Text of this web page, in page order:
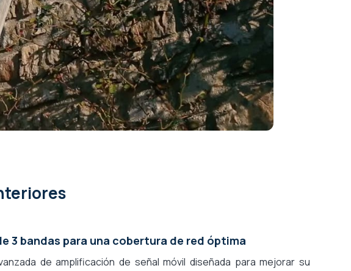
3 bandas para una cobertura de red óptima
de amplificación de señal móvil diseñada para mejorar su